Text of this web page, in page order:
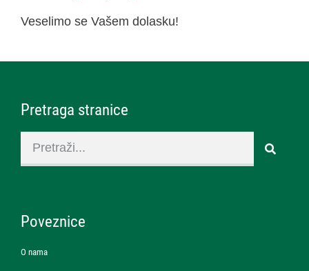
Veselimo se Vašem dolasku!
Pretraga stranice
Poveznice
O nama